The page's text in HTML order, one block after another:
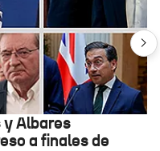
y Albares
a finales de